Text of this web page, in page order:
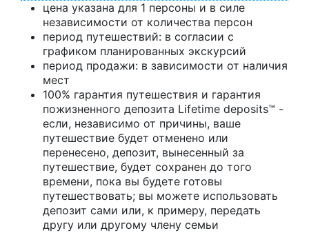
цена указана для 1 персоны и в силе
независимости от количества персон
период путешествий: в согласии с
графиком планированных экскурсий
период продажи: в зависимости от наличия
мест
100% гарантия путешествия и гарантия
пожизненного депозита Lifetime deposits™ -
если, независимо от причины, ваше
путешествие будет отменено или
перенесено, депозит, вынесенный за
путешествие, будет сохранен до того
времени, пока вы будете готовы
путешествовать; вы можете использовать
депозит сами или, к примеру, передать
другу или другому члену семьи